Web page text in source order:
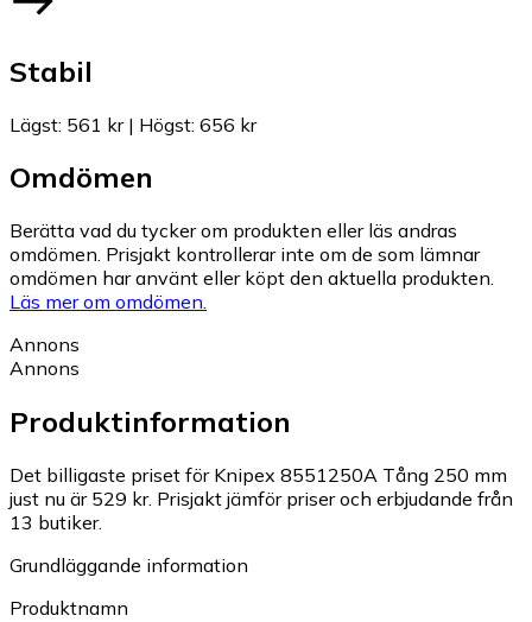
Stabil
Lägst: 561 kr| Högst: 656 kr
Omdömen
Berätta vad du tycker om produkten eller läs andras
omdömen. Prisjakt kontrollerar inte om de som lämnar
omdömen har använt eller köpt den aktuella produkten.
Läs mer om omdömen.
Annons
Annons
Produktinformation
Det billigaste priset för Knipex 8551250A Tång 250 mm
just nu är 529 kr. Prisjakt jämför priser och erbjudande från
13 butiker.
Grundläggande information
Produktnamn